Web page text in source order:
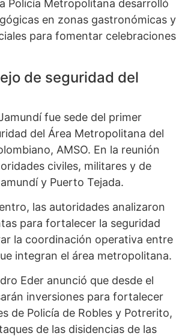
Policía Metropolitana desarrolló
en zonas gastronómicas y
para fomentar celebraciones
de seguridad del
fue sede del primer
del Área Metropolitana del
AMSO. En la reunión
civiles, militares y de
y Puerto Tejada.
las autoridades analizaron
para fortalecer la seguridad
la coordinación operativa entre
integran el área metropolitana.
Eder anunció que desde el
inversiones para fortalecer
de Policía de Robles y Potrerito,
de las disidencias de las